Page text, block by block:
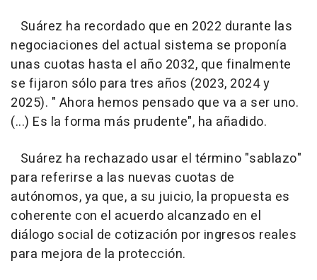
Suárez ha recordado que en 2022 durante las
negociaciones del actual sistema se proponía
unas cuotas hasta el año 2032, que finalmente
se fijaron sólo para tres años (2023, 2024 y
2025). " Ahora hemos pensado que va a ser uno.
(...) Es la forma más prudente", ha añadido.
Suárez ha rechazado usar el término "sablazo"
para referirse a las nuevas cuotas de
autónomos, ya que, a su juicio, la propuesta es
coherente con el acuerdo alcanzado en el
diálogo social de cotización por ingresos reales
para mejora de la protección.